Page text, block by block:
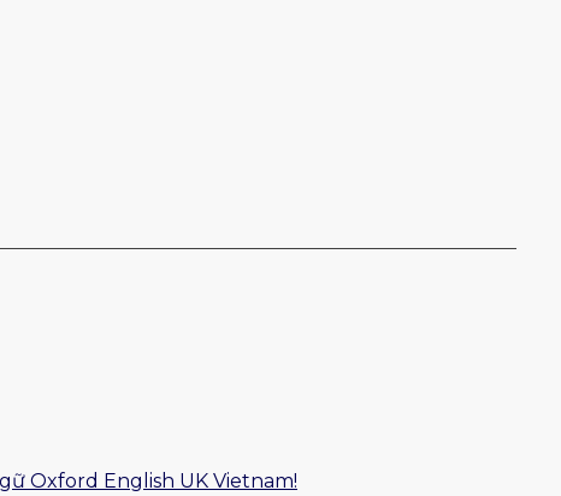
Oxford English UK Vietnam!